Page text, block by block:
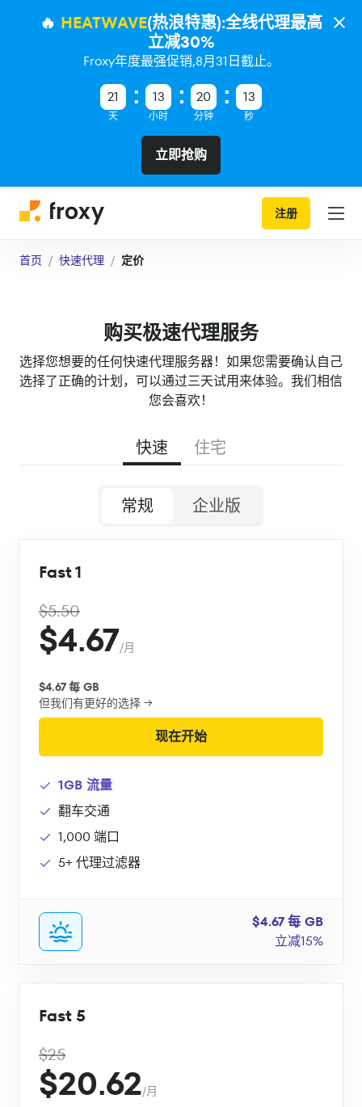
🔥 HEATWAVE(热浪特惠):全线代理最高
立减30%
Froxy年度最强促销,8月31日截止。
21
天
13
小时
20
分钟
13
秒
立即抢购
注册
首页 快速代理 定价
购买极速代理服务
选择您想要的任何快速代理服务器！如果您需要确认自己
选择了正确的计划，可以通过三天试用来体验。我们相信
您会喜欢！
快速 住宅
常规 企业版
Fast 1
$5.50
$4.67/月
$4.67 每 GB
但我们有更好的选择 →
现在开始
1GB 流量
翻车交通
1,000 端口
5+ 代理过滤器
$4.67 每 GB
立减15%
Fast 5
$25
$20.62/月